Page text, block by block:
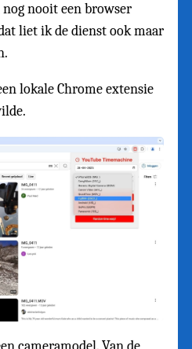
nooit een browser
liet ik de dienst ook maar
lokale Chrome extensie